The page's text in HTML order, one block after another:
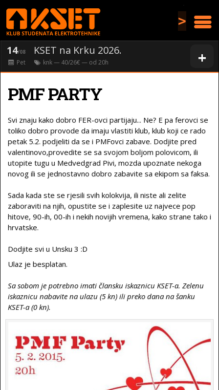
>
+
14/08 KSET na Krku 2026.
Pet knk— 40/26€ — od 20h
PMF PARTY
Svi znaju kako dobro FER-ovci partijaju... Ne? E pa ferovci se
toliko dobro provode da imaju vlastiti klub, klub koji ce rado
petak 5.2. podjeliti da se i PMFovci zabave. Dodjite pred
valentinovo,provedite se sa svojom boljom polovicom, ili
utopite tugu u Medvedgrad Pivi, mozda upoznate nekoga
novog ili se jednostavno dobro zabavite sa ekipom sa faksa.
Sada kada ste se rjesili svih kolokvija, ili niste ali zelite
zaboraviti na njih, opustite se i zaplesite uz najvece pop
hitove, 90-ih, 00-ih i nekih novijih vremena, kako strane tako i
hrvatske.
Dodjite svi u Unsku 3 :D
Ulaz je besplatan.
Sa sobom je potrebno imati člansku iskaznicu KSET-a. Zelenu
iskaznicu nabavite na ulazu (5 kn) ili preko dana na šanku
KSET-a (0 kn).